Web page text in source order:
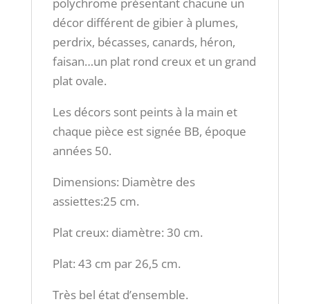
polychrome présentant chacune un
décor différent de gibier à plumes,
perdrix, bécasses, canards, héron,
faisan…un plat rond creux et un grand
plat ovale.
Les décors sont peints à la main et
chaque pièce est signée BB, époque
années 50.
Dimensions: Diamètre des
assiettes:25 cm.
Plat creux: diamètre: 30 cm.
Plat: 43 cm par 26,5 cm.
Très bel état d’ensemble.